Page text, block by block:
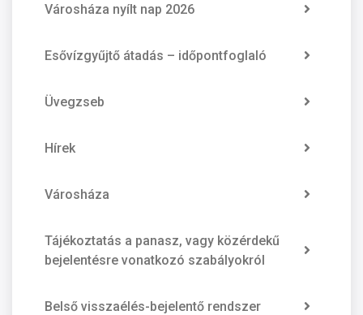
Városháza nyílt nap 2026
Esővízgyűjtő átadás – időpontfoglaló
Üvegzseb
Hírek
Városháza
Tájékoztatás a panasz, vagy közérdekű
bejelentésre vonatkozó szabályokról
Belső visszaélés-bejelentő rendszer